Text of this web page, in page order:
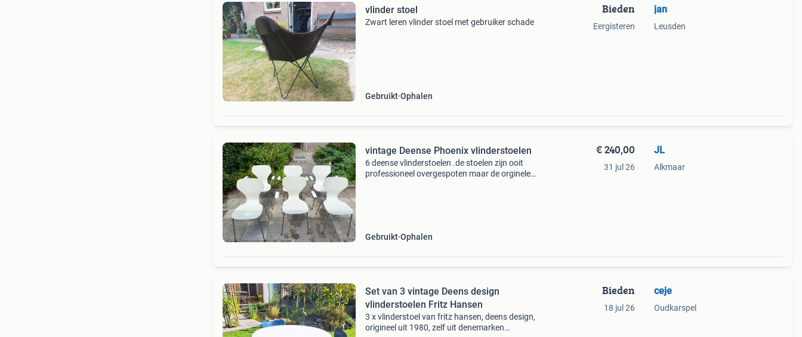
vlinder stoel
Zwart leren vlinder stoel met gebruiker schade
Gebruikt Ophalen
Bieden
Eergisteren
jan
Leusden
vintage Deense Phoenix vlinderstoelen
6 deense vlinderstoelen .de stoelen zijn ooit
professioneel overgespoten maar de orginele
Gebruikt Ophalen
€ 240,00
31 jul 26
JL
Alkmaar
Set van 3 vintage Deens design
vlinderstoelen Fritz Hansen
3 x vlinderstoel van fritz hansen, deens design,
origineel uit 1980, zelf uit denemarken
Bieden
18 jul 26
ceje
Oudkarspel